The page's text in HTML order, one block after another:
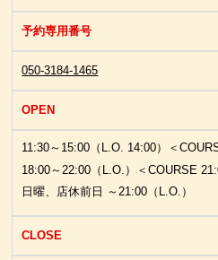
予約専用番号
050-3184-1465
OPEN
11:30～15:00（L.O. 14:00）＜
18:00～22:00（L.O.）＜COURSE
日曜、店休前日 ～21:00（L.O.）
CLOSE